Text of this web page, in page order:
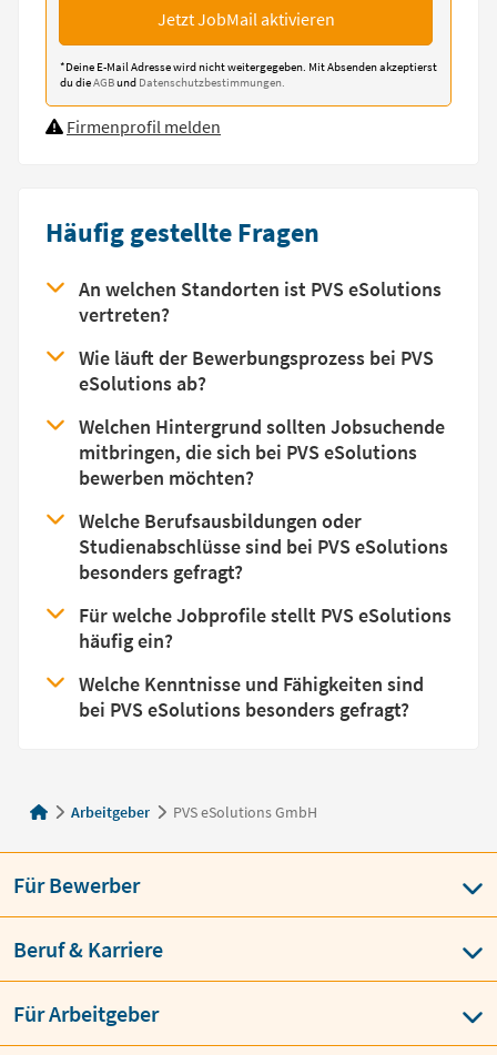
Jetzt JobMail aktivieren
*Deine E-Mail Adresse wird nicht weitergegeben. Mit Absenden akzeptierst
du dieAGBund Datenschutzbestimmungen.
Firmenprofil melden
Häufig gestellte Fragen
An welchen Standorten ist PVS eSolutions
vertreten?
Wie läuft der Bewerbungsprozess bei PVS
eSolutions ab?
Welchen Hintergrund sollten Jobsuchende
mitbringen, die sich bei PVS eSolutions
bewerben möchten?
Welche Berufsausbildungen oder
Studienabschlüsse sind bei PVS eSolutions
besonders gefragt?
Für welche Jobprofile stellt PVS eSolutions
häufig ein?
Welche Kenntnisse und Fähigkeiten sind
bei PVS eSolutions besonders gefragt?
Arbeitgeber PVS eSolutions GmbH
Für Bewerber
Beruf & Karriere
Für Arbeitgeber